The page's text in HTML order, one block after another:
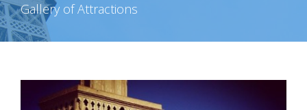
Gallery of Attractions